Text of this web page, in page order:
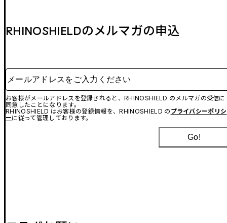
RHINOSHIELDのメルマガの申込
メールアドレスをご入力ください
お客様がメールアドレスを登録されると、RHINOSHIELD のメルマガの受信に
同意したことになります。
RHINOSHIELD はお客様の登録情報を、RHINOSHIELD の プライバシーポリシ
ーに従って管理しております。
Go!